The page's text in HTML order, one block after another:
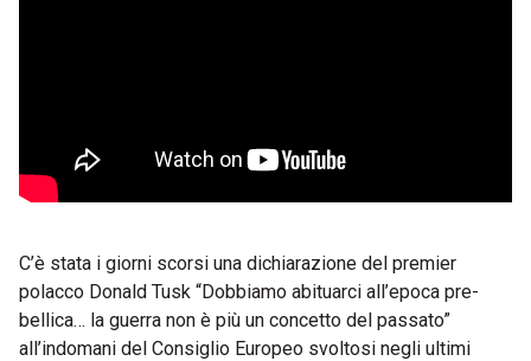
C’è stata i giorni scorsi una dichiarazione del premier
polacco Donald Tusk “Dobbiamo abituarci all’epoca pre-
bellica… la guerra non è più un concetto del passato”
all’indomani del Consiglio Europeo svoltosi negli ultimi